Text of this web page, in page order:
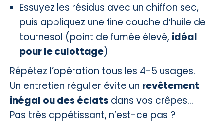
Essuyez les résidus avec un chiffon sec,
puis appliquez une fine couche d’huile de
tournesol (point de fumée élevé, idéal
pour le culottage).
Répétez l’opération tous les 4-5 usages.
Un entretien régulier évite un revêtement
inégal ou des éclats dans vos crêpes…
Pas très appétissant, n’est-ce pas ?